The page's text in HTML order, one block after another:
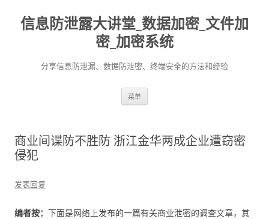
信息防泄露大讲堂_数据加密_文件加
密_加密系统
分享信息防泄漏、数据防泄密、终端安全的方法和经验
菜单
商业间谍防不胜防 浙江金华两成企业遭窃密
侵犯
发表回复
编者按： 下面是网络上发布的一篇有关商业泄密的调查文章，其